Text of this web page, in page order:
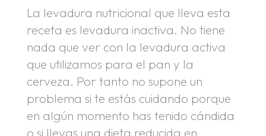
La levadura nutricional que lleva esta
receta es levadura inactiva. No tiene
nada que ver con la levadura activa
que utilizamos para el pan y la
cerveza. Por tanto no supone un
problema si te estás cuidando porque
en algún momento has tenido cándida
o si llevas una dieta reducida en